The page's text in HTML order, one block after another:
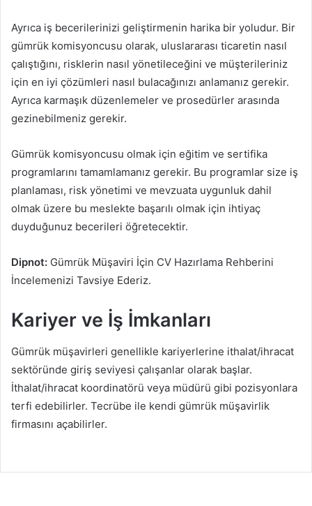
Ayrıca iş becerilerinizi geliştirmenin harika bir yoludur. Bir
gümrük komisyoncusu olarak, uluslararası ticaretin nasıl
çalıştığını, risklerin nasıl yönetileceğini ve müşterileriniz
için en iyi çözümleri nasıl bulacağınızı anlamanız gerekir.
Ayrıca karmaşık düzenlemeler ve prosedürler arasında
gezinebilmeniz gerekir.
Gümrük komisyoncusu olmak için eğitim ve sertifika
programlarını tamamlamanız gerekir. Bu programlar size iş
planlaması, risk yönetimi ve mevzuata uygunluk dahil
olmak üzere bu meslekte başarılı olmak için ihtiyaç
duyduğunuz becerileri öğretecektir.
Dipnot: Gümrük Müşaviri İçin CV Hazırlama Rehberini
İncelemenizi Tavsiye Ederiz.
Kariyer ve İş İmkanları
Gümrük müşavirleri genellikle kariyerlerine ithalat/ihracat
sektöründe giriş seviyesi çalışanlar olarak başlar.
İthalat/ihracat koordinatörü veya müdürü gibi pozisyonlara
terfi edebilirler. Tecrübe ile kendi gümrük müşavirlik
firmasını açabilirler.